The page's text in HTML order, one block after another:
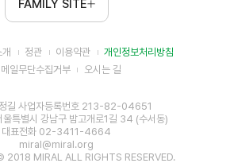
FAMILY SITE
정관 이용약관
개인정보처리방침
일무단수집거부
오시는 길
길 사업자등록번호 213-82-04651
특별시 강남구 밤고개로1길 34 (수서동)
대표전화 02-3411-4664
miral@miral.org
2018 MIRAL ALL RIGHTS RESERVED.